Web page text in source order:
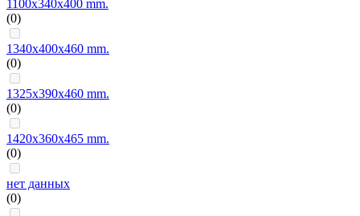
1100x340x400 mm.
(0)
1340x400x460 mm.
(0)
1325x390x460 mm.
(0)
1420x360x465 mm.
(0)
нет данных
(0)